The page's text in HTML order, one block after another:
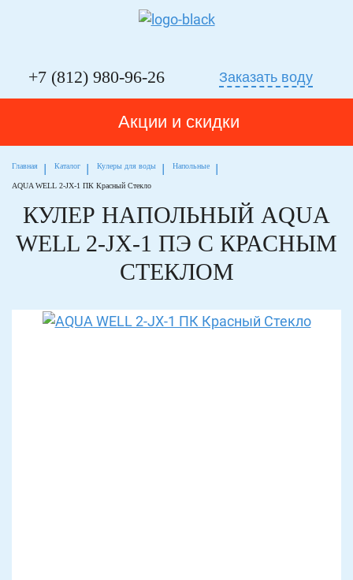
+7 (812) 980-96-26 Заказать воду
Акции и скидки
Главная Каталог Кулеры для воды Напольные
AQUA WELL 2-JX-1 ПК Красный Стекло
КУЛЕР НАПОЛЬНЫЙ AQUA
WELL 2-JX-1 ПЭ С КРАСНЫМ
СТЕКЛОМ